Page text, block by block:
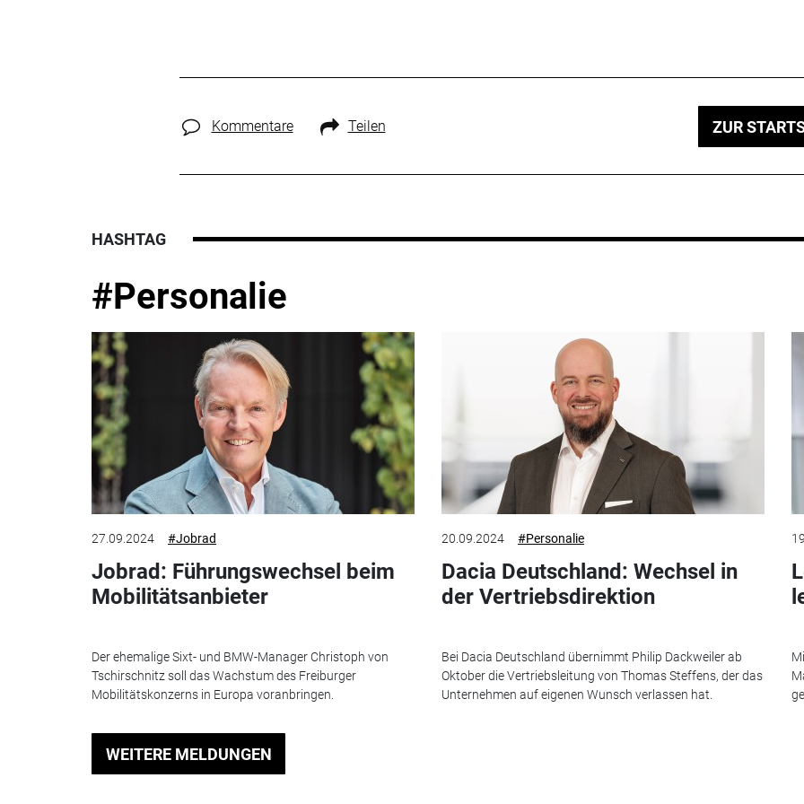
Kommentare Teilen ZUR
HASHTAG
#Personalie
27.09.2024 #Jobrad
Jobrad: Führungswechsel beim
Mobilitätsanbieter
Der ehemalige Sixt- und BMW-Manager Christoph von
Tschirschnitz soll das Wachstum des Freiburger
Mobilitätskonzerns in Europa voranbringen.
20.09.2024 #Personalie
Dacia Deutschland: Wechsel in
der Vertriebsdirektion
Bei Dacia Deutschland übernimmt Philip Dackweiler ab
Oktober die Vertriebsleitung von Thomas Steffens, der das
Unternehmen auf eigenen Wunsch verlassen hat.
WEITERE MELDUNGEN